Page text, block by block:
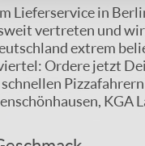
Lieferservice in
vertreten und
extrem
Ordere jetzt
schnellen
KGA